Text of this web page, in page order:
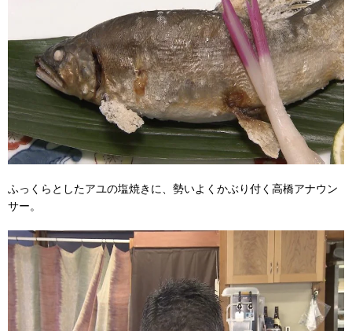
ふっくらとしたアユの塩焼きに、勢いよくかぶり付く高橋アナウン
サー。